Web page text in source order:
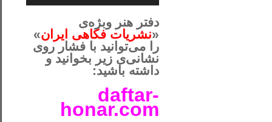
دفتر هنر وبژه‌ی
«نشریات فکاهی ایران»
را می‌توانید با فشار روی
نشانی‌ی زیر بخوانید و
داشته باشید:
daftar-
honar.com